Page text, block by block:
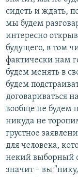
сидеть и ждать,
мы будем
интересно
будущего, в том
фактически нам
будем менять в
будем
договариваться
вообще не будем
никуда не
грустное
для человека,
некий выборный
значит – вы